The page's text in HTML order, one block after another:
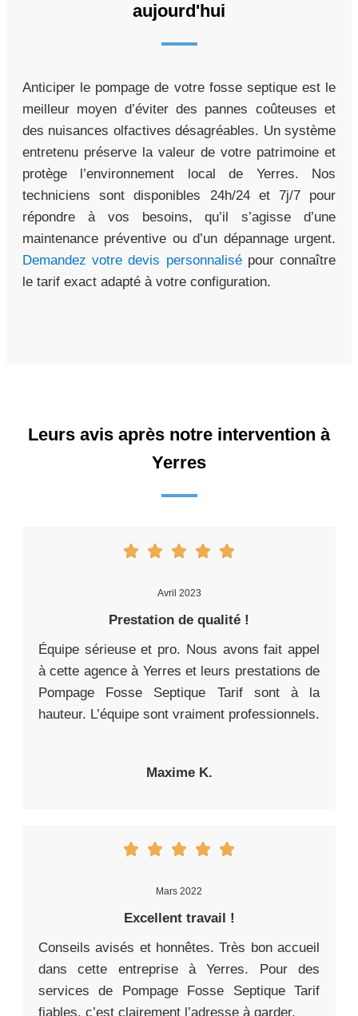
aujourd'hui
Anticiper le pompage de votre fosse septique est le
meilleur moyen d’éviter des pannes coûteuses et
des nuisances olfactives désagréables. Un système
entretenu préserve la valeur de votre patrimoine et
protège l’environnement local de Yerres. Nos
techniciens sont disponibles 24h/24 et 7j/7 pour
répondre à vos besoins, qu’il s’agisse d’une
maintenance préventive ou d’un dépannage urgent.
Demandez votre devis personnalisépour connaître
le tarif exact adapté à votre configuration.
Leurs avis après notre intervention à
Yerres
Avril 2023
Prestation de qualité !
Équipe sérieuse et pro. Nous avons fait appel
à cette agence à Yerres et leurs prestations de
Pompage Fosse Septique Tarif sont à la
hauteur. L’équipe sont vraiment professionnels.
Maxime K.
Mars 2022
Excellent travail !
Conseils avisés et honnêtes. Très bon accueil
dans cette entreprise à Yerres. Pour des
services de Pompage Fosse Septique Tarif
fiables, c’est clairement l’adresse à garder.